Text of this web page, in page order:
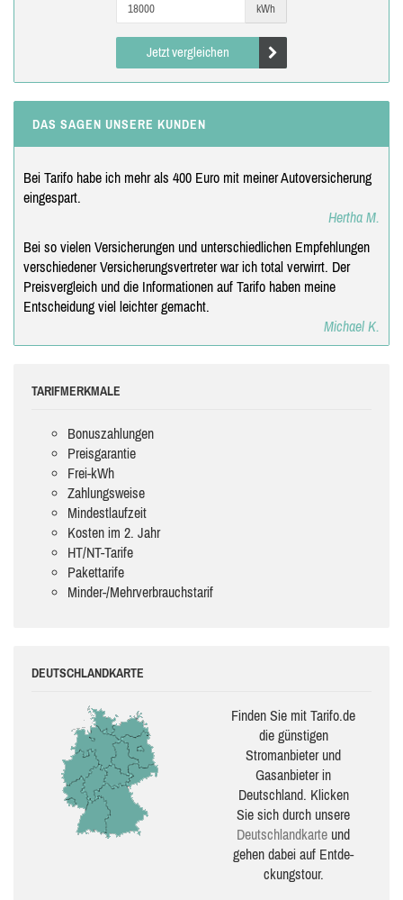
kWh
Jetzt vergleichen
DAS SAGEN UNSERE KUNDEN
Bei Tarifo habe ich mehr als 400 Euro mit meiner Autoversicherung
eingespart.
Hertha M.
Bei so vielen Versicherungen und unterschiedlichen Empfehlungen
verschiedener Versicherungsvertreter war ich total verwirrt. Der
Preisvergleich und die Informationen auf Tarifo haben meine
Entscheidung viel leichter gemacht.
Michael K.
TARIFMERKMALE
Bonuszahlungen
Preisgarantie
Frei-kWh
Zahlungsweise
Mindestlaufzeit
Kosten im 2. Jahr
HT/NT-Tarife
Pakettarife
Minder-/Mehrverbrauchstarif
DEUTSCHLANDKARTE
Finden Sie mit Tarifo.de
die güns­ti­gen
Stromanbieter und
Gasanbieter in
Deutschland. Klicken
Sie sich durch unsere
Deutsch­land­karte und
gehen dabei auf Ent­de­
ckungs­tour.